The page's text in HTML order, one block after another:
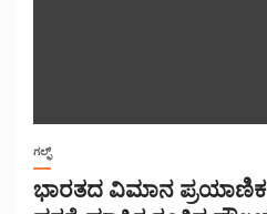
ಗಲ್ಫ್
ಭಾರತದ ವಿಮಾನ